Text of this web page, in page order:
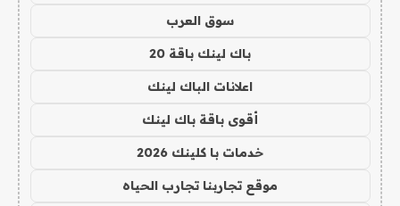
سوق العرب
باك لينك باقة 20
اعلانات الباك لينك
أقوى باقة باك لينك
خدمات با كلينك 2026
موقع تجاربنا تجارب الحياه